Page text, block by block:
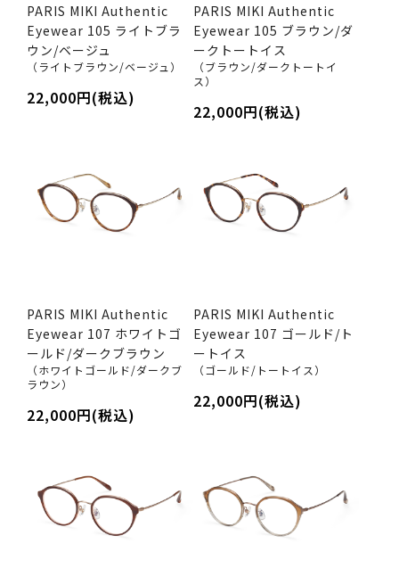
PARIS MIKI Authentic
Eyewear 105 ライトブラ
ウン/ベージュ
（ライトブラウン/ベージュ）
22,000円(税込)
PARIS MIKI Authentic
Eyewear 105 ブラウン/ダ
ークトートイス
（ブラウン/ダークトートイ
ス）
22,000円(税込)
PARIS MIKI Authentic
Eyewear 107 ホワイトゴ
ールド/ダークブラウン
（ホワイトゴールド/ダークブ
ラウン）
22,000円(税込)
PARIS MIKI Authentic
Eyewear 107 ゴールド/ト
ートイス
（ゴールド/トートイス）
22,000円(税込)